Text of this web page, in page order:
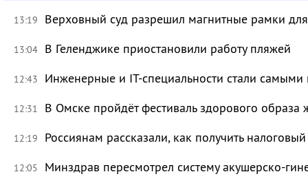
13:19 Верховный суд разрешил магнитные рамки
13:04 В Геленджике приостановили работу пляжей
12:43 Инженерные и IT-специальности стали
12:31 В Омске пройдёт фестиваль здорового
12:19 Россиянам рассказали, как получить
12:05 Минздрав пересмотрел систему акушерско-